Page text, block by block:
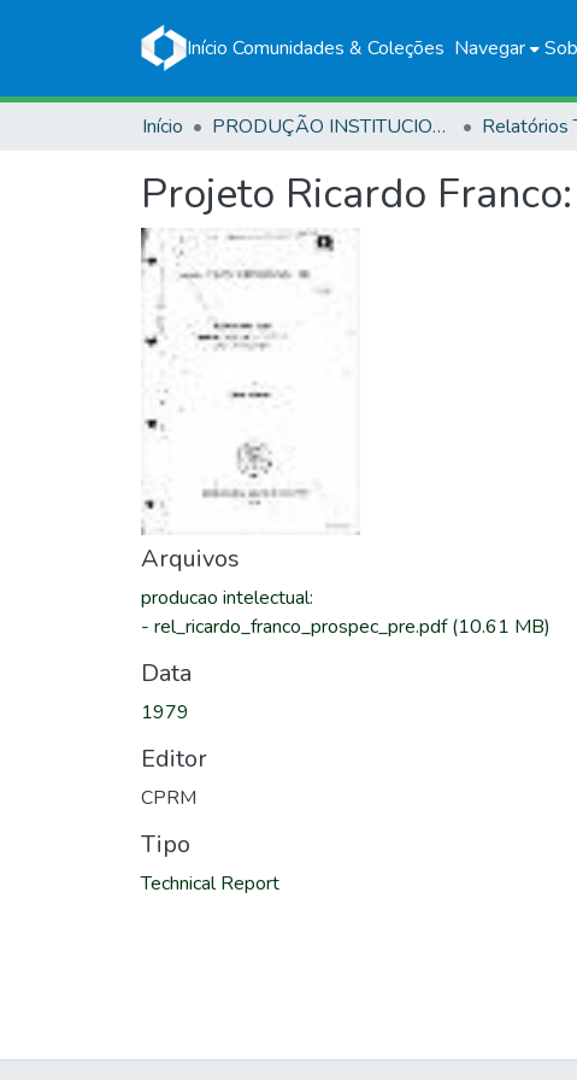
Início Comunidades & Coleções Navegar
Início PRODUÇÃO INSTITUCIONAL Relatórios
Projeto Ricardo
Arquivos
producao intelectual:
- rel_ricardo_franco_prospec_pre.pdf(10.61 MB)
Data
1979
Editor
CPRM
Tipo
Technical Report